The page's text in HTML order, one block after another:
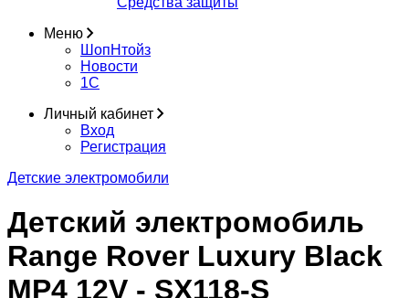
Меню
ШопНтойз
Новости
1C
Личный кабинет
Вход
Регистрация
Детские электромобили
Детский электромобиль
Range Rover Luxury Black
MP4 12V - SX118-S